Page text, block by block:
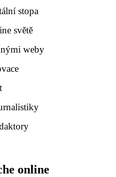
stopa
světě
weby
online